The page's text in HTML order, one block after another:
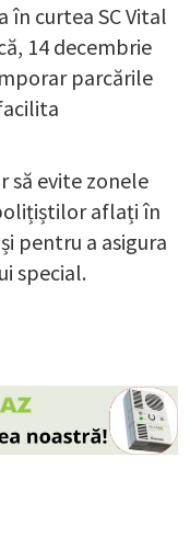
în curtea SC Vital
14 decembrie
parcările
să evite zonele
aflați în
pentru a asigura
special.